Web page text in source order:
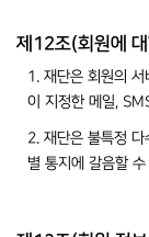
제12조(회원에
1. 재단은 회원의
이 지정한 메일,
2. 재단은 불특정
별 통지에 갈음할